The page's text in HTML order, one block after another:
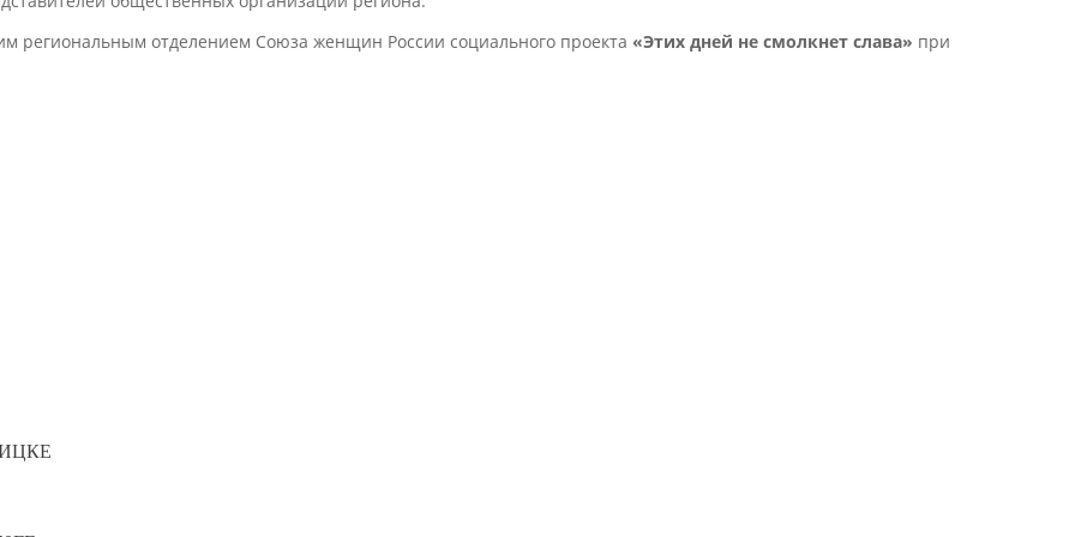
региональным отделением Союза женщин России социального проекта «Этих дней не смолкнет слава» при